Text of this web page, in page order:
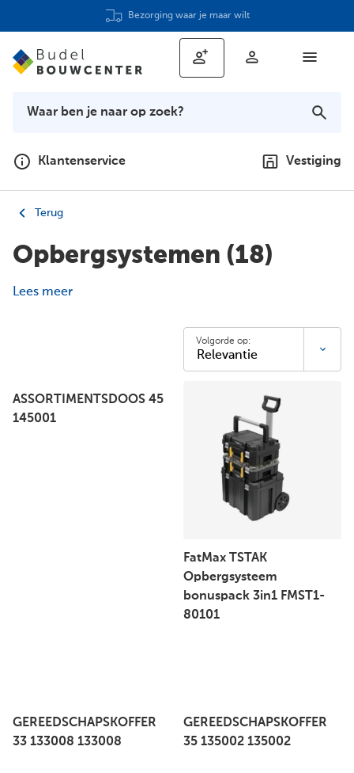
Advies op maat
Klantenservice Vestiging
Terug
Opbergsystemen (18)
Lees meer
Volgorde op:
ASSORTIMENTSDOOS 45
145001
FatMax TSTAK
Opbergsysteem
bonuspack 3in1 FMST1-
80101
GEREEDSCHAPSKOFFER
33 133008 133008
GEREEDSCHAPSKOFFER
35 135002 135002